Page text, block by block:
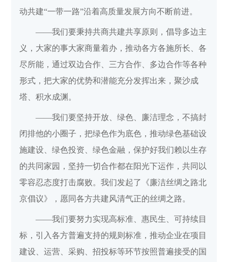
动共建“一带一路”沿着高质量发展方向不断前进。
——我们要秉持共商共建共享原则，倡导多边主
义，大家的事大家商量着办，推动各方各施所长、各
尽所能，通过双边合作、三方合作、多边合作等各种
形式，把大家的优势和潜能充分发挥出来，聚沙成
塔、积水成渊。
——我们要坚持开放、绿色、廉洁理念，不搞封
闭排他的小圈子，把绿色作为底色，推动绿色基础设
施建设、绿色投资、绿色金融，保护好我们赖以生存
的共同家园，坚持一切合作都在阳光下运作，共同以
零容忍态度打击腐败。我们发起了《廉洁丝绸之路北
京倡议》，愿同各方共建风清气正的丝绸之路。
——我们要努力实现高标准、惠民生、可持续目
标，引入各方普遍支持的规则标准，推动企业在项目
建设、运营、采购、招投标等环节按照普遍接受的国